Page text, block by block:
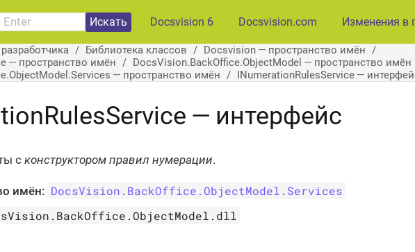
Искать Docsvision 6 Docsvision.com Изменения в
Библиотека классов
Docsvision — пространство имён
— пространство имён
DocsVision.BackOffice.ObjectModel — пространство имён
— пространство имён
INumerationRulesService —
— интерфейс
с конструктором правил нумерации.
имён: DocsVision.BackOffice.ObjectModel.Services